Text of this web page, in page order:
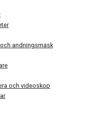
andningsmask
och videoskop